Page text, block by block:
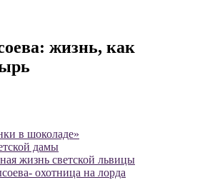
жизнь, как
в шоколаде»
дамы
жизнь светской львицы
охотница на лорда